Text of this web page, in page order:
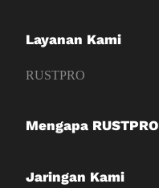
Layanan Kami
RUSTPRO
Mengapa RUSTPRO
Jaringan Kami